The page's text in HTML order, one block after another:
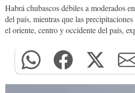
Habrá chubascos débiles a moderados
del país, mientras que las
el oriente, centro y occidente del país,